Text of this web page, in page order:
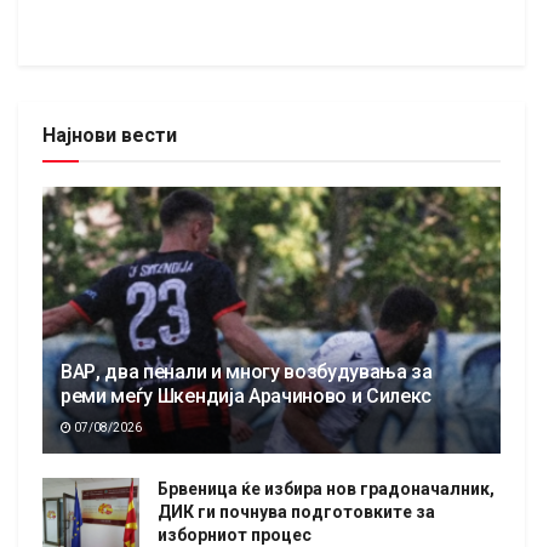
Најнови вести
ВАР, два пенали и многу возбудувања за
реми меѓу Шкендија Арачиново и Силекс
07/08/2026
Брвеница ќе избира нов градоначалник,
ДИК ги почнува подготовките за
изборниот процес